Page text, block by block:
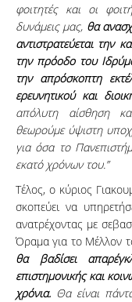
φοιτητές και οι
δυνάμεις μας, θα
αντιστρατεύεται την
την πρόοδο του
την απρόσκοπτη
ερευνητικού και
απόλυτη αίσθηση
θεωρούμε ύψιστη
για όσα το
εκατό χρόνων του.”
Τέλος, ο κύριος
σκοπεύει να
ανατρέχοντας με
Όραμα για το Μέλλον
θα βαδίσει
επιστημονικής και
χρόνια. Θα είναι